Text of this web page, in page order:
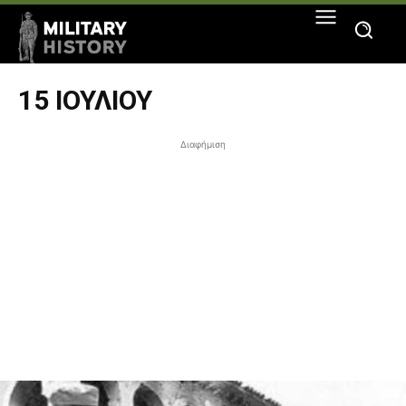
15 ΙΟΥΛΊΟΥ
Διαφήμιση